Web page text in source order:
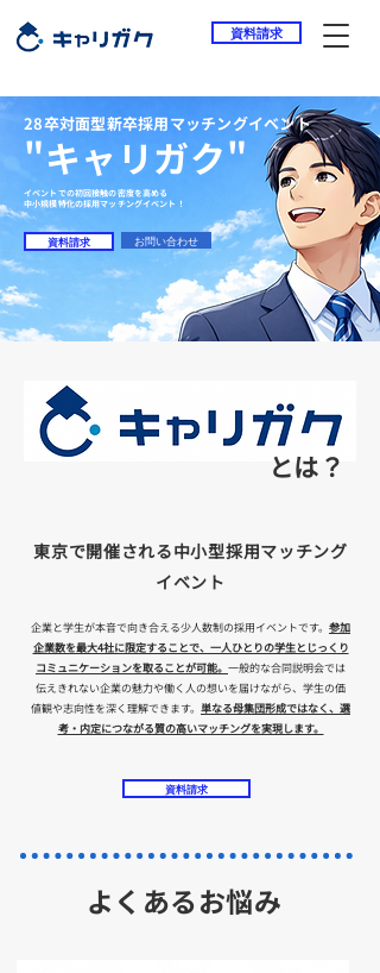
資料請求
​28卒対面型新卒採用マッチングイベント
"キャリガク"
イベントでの初回接触の密度を高める
中小規模特化の採用マッチングイベント！
資料請求 お問い合わせ
とは？
東京で開催される中小型採用マッチング
イベント
企業と学生が本音で向き合える少人数制の採用イベントです。 参加
企業数を最大4社に限定することで、一人ひとりの学生とじっくり
コミュニケーションを取ることが可能。 一般的な合同説明会では
伝えきれない企業の魅力や働く人の想いを届けながら、学生の価
値観や志向性を深く理解できます。 単なる母集団形成ではなく、選
考・内定につながる質の高いマッチングを実現します。
資料請求
​よくあるお悩み